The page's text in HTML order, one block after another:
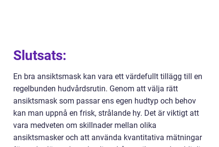
Slutsats:
En bra ansiktsmask kan vara ett värdefullt tillägg till en
regelbunden hudvårdsrutin. Genom att välja rätt
ansiktsmask som passar ens egen hudtyp och behov
kan man uppnå en frisk, strålande hy. Det är viktigt att
vara medveten om skillnader mellan olika
ansiktsmasker och att använda kvantitativa mätningar